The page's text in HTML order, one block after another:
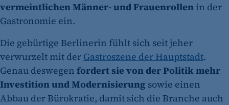
vermeintlichen Männer- und Frauenrollen in der
Gastronomie ein.
Die gebürtige Berlinerin fühlt sich seit jeher
verwurzelt mit der Gastroszene der Hauptstadt.
Genau deswegen fordert sie von der Politik mehr
Investition und Modernisierung sowie einen
Abbau der Bürokratie, damit sich die Branche auch